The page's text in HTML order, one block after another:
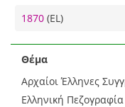
1870 (EL)
Θέμα
Αρχαίοι Έλληνες
Ελληνική Πεζογραφία